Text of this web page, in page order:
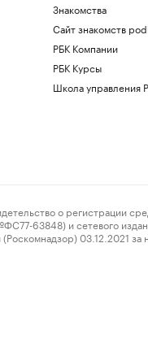
Знакомства
Сайт знакомств
РБК Компании
РБК Курсы
Школа управления
о регистрации
63848) и сетевого
03.12.2021